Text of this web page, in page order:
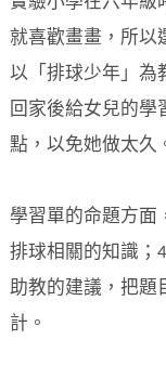
就喜歡畫畫，所以
以「排球少年」為
回家後給女兒的學
點，以免她做太久
學習單的命題方面
排球相關的知識；
助教的建議，把題
計。